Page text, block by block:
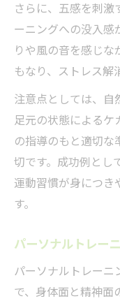
さらに、五感を刺激
ーニングへの没入感
りや風の音を感じ
もなり、ストレス解
注意点としては、自
足元の状態によるケ
の指導のもと適切
切です。成功例とし
運動習慣が身につき
す。
パーソナルトレー
パーソナルトレーニ
で、身体面と精神面